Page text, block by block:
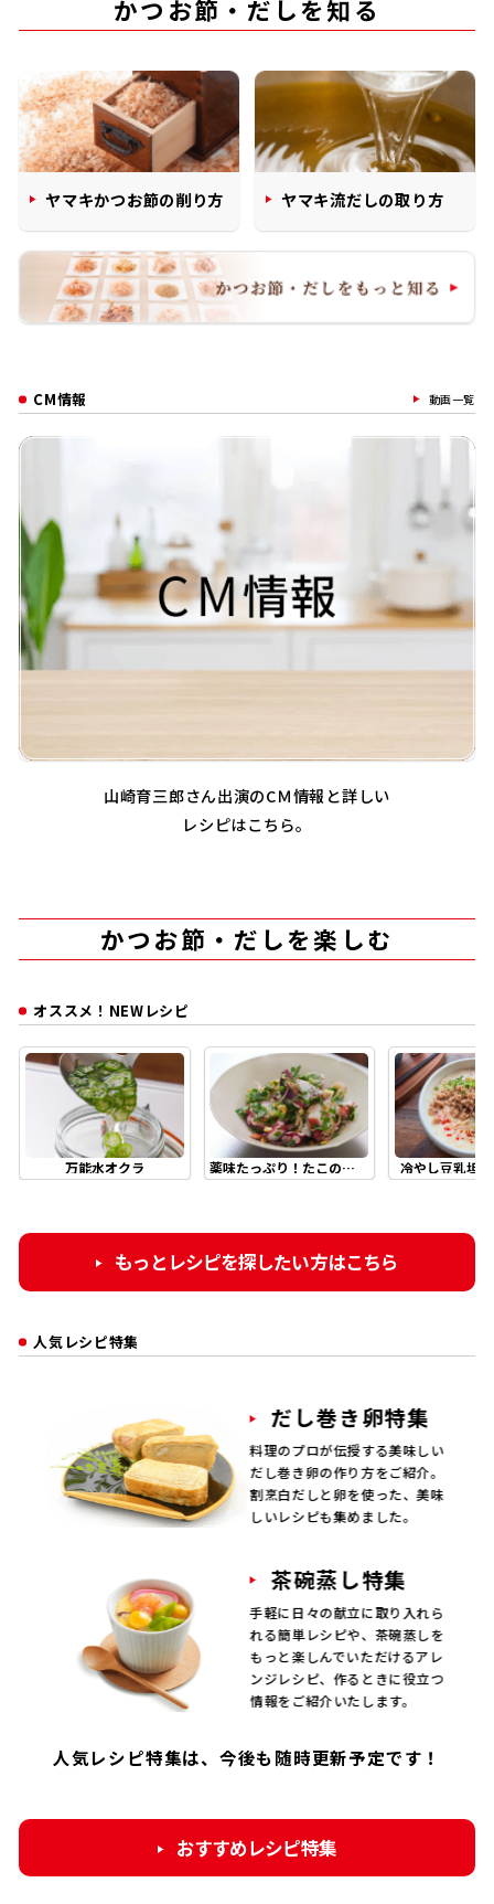
かつお節・だしを知る
ヤマキかつお節の削り方 ヤマキ流だしの取り方
CM情報 動画一覧
山崎育三郎さん出演のCＭ情報と詳しい
レシピはこちら。
かつお節・だしを楽しむ
オススメ！NEWレシピ
万能水オクラ 薬味たっぷり！たこのガーリックマリネ 冷やし豆乳坦
もっとレシピを探したい方はこちら
人気レシピ特集
だし巻き卵特集
料理のプロが伝授する美味しい
だし巻き卵の作り方をご紹介。
割烹白だしと卵を使った、美味
しいレシピも集めました。
茶碗蒸し特集
手軽に日々の献立に取り入れら
れる簡単レシピや、茶碗蒸しを
もっと楽しんでいただけるアレ
ンジレシピ、作るときに役立つ
情報をご紹介いたします。
人気レシピ特集は、今後も随時更新予定です！
おすすめレシピ特集